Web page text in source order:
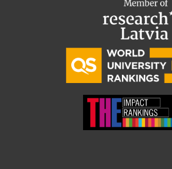
Starptautiskie sadarbības partneri
EURAXESS RSU kontaktpunkts
EATRIS koordinators Latvijā